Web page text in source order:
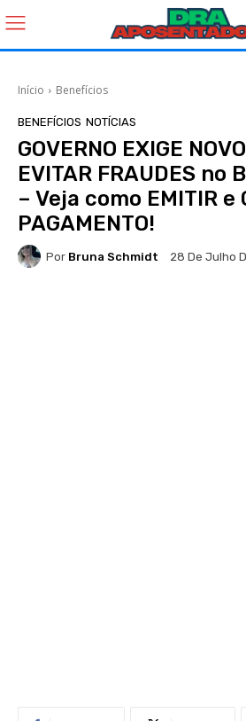
Início Benefícios
BENEFÍCIOS NOTÍCIAS
GOVERNO EXIGE
EVITAR FRAUDES no
– Veja como EMITIR e
PAGAMENTO!
Por Bruna Schmidt 28 De Julho